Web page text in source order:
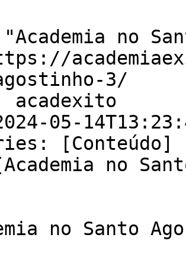
no
3/
acadexito
05-
[Conteúdo]
no
no Santo